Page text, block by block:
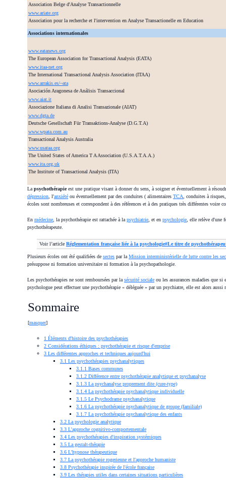
Association Belge d'Analyse Transactionnelle
www.ariate.org
Association pour la recherche et l'intervention en Analyse Transactionelle en Education
Associations internationales
www.eatanews.org
The European Association for Transactional Analysis (EATA)
www.itaa-net.org
The International Transactional Analysis Association (ITAA)
www.arrakis.es/~ata
Asociación Aragonesa de Análisis Transaccional
www.aiat.it
Associazione Italiana di Analisi Transazionale (AIAT)
www.dgta.de
Deutsche Gesellschaft Für Transaktions-Analyse (D.G.T.A)
www.wpata.com.au
Transactional Analysis Australia
www.usataa.org
The United States of America T A Association (U.S.A.T.A.A.)
www.ita.org.uk
The Institute of Transactional Analysis (ITA)
La psychothérapieest une pratique visant à donner du sens, à soigner et éventuellement à
dépression , l'anxiété ou éventuellement par des conduites ( alimentaires TCA , conduites à
écoles sont nombreuses et correspondent à des références et à des pratiques très différentes voire
En médecine , la psychothérapie est rattachée à la psychiatrie , et en psychologie , elle relève d'une
psychothérapeute.
Voir l’article Réglementation française liée à la psychologie#Le titre de
Plusieurs écoles ont été qualifiées de sectes par la Mission interministérielle de lutte contre les
présuppose ni formation universitaire ni formation à la psychopathologie.
Les psychothérapies ne sont remboursées par la sécurité sociale ou les assurances maladies que
psychologue peut effectuer une psychothérapie « déléguée » par un psychiatre, elle est alors aussi
Sommaire
[masquer]
1 Éléments d'histoire des psychothérapies
2 Considérations éthiques : psychothérapie et risque d'emprise
3 Les différentes approches et techniques aujourd'hui
3.1 Les psychothérapies psychanalytiques
3.1.1 Bases communes
3.1.2 Différence entre psychothérapie analytique et psychanalyse
3.1.3 La psychanalyse proprement dite (cure-type)
3.1.4 La psychothérapie psychanalytique individuelle
3.1.5 Le Psychodrame psychanalytique
3.1.6 La psychothérapie psychanalytique de groupe (familiale)
3.1.7 La psychothérapie psychanalytique des enfants
3.2 La psychologie analytique
3.3 L'approche cognitivo-comportementale
3.4 Les psychothérapies d'inspiration systémiques
3.5 La gestalt-thérapie
3.6 L'hypnose thérapeutique
3.7 La psychothérapie rogerienne et l'approche humaniste
3.8 Psychothérapie inspirée de l'école française
3.9 Les thérapies utiles dans certaines situations particulières